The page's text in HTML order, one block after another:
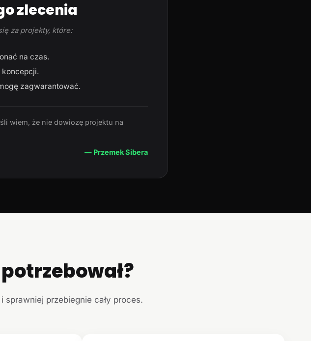
zlecenia
za projekty, które:
na czas.
koncepcji.
zagwarantować.
wiem, że nie dowiozę projektu na
— Przemek Sibera
sprawniej przebiegnie cały proces.